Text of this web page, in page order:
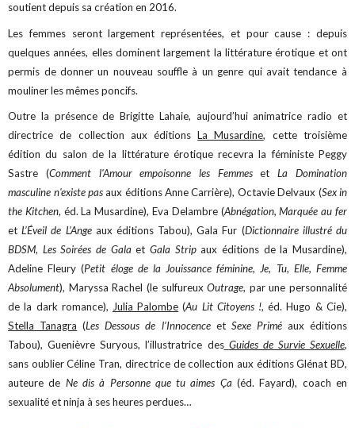
soutient depuis sa création en 2016.
Les femmes seront largement représentées, et pour cause : depuis
quelques années, elles dominent largement la littérature érotique et ont
permis de donner un nouveau souffle à un genre qui avait tendance à
mouliner les mêmes poncifs.
Outre la présence de Brigitte Lahaie, aujourd’hui animatrice radio et
directrice de collection aux éditionsLa Musardine, cette troisième
édition du salon de la littérature érotique recevra la féministe Peggy
Sastre (Comment l'Amour empoisonne les FemmesetLa Domination
masculine n'existe pasaux éditions Anne Carrière), Octavie Delvaux (Sex in
the Kitchen, éd. La Musardine), Eva Delambre (Abnégation, Marquée au fer
et L’Éveil de L’Angeaux éditions Tabou), Gala Fur (Dictionnaire illustré du
BDSM, Les Soirées de Galaet Gala Stripaux éditions de la Musardine),
Adeline Fleury (Petit éloge de la Jouissance féminine, Je, Tu, Elle, Femme
Absolument), Maryssa Rachel (le sulfureuxOutrage, par une personnalité
de la dark romance), Julia Palombe (Au Lit Citoyens !, éd. Hugo & Cie),
Stella Tanagra (Les Dessous de l’Innocence etSexe Priméaux éditions
Tabou), Guenièvre Suryous, l’illustratrice des Guides de Survie Sexuelle,
sans oublier Céline Tran, directrice de collection aux éditions Glénat BD,
auteure de Ne dis à Personne que tu aimes Ça(éd. Fayard), coach en
sexualité et ninja à ses heures perdues…